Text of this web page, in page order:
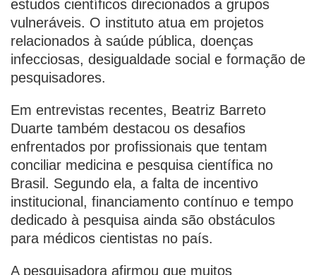
estudos científicos direcionados a grupos
vulneráveis. O instituto atua em projetos
relacionados à saúde pública, doenças
infecciosas, desigualdade social e formação de
pesquisadores.
Em entrevistas recentes, Beatriz Barreto
Duarte também destacou os desafios
enfrentados por profissionais que tentam
conciliar medicina e pesquisa científica no
Brasil. Segundo ela, a falta de incentivo
institucional, financiamento contínuo e tempo
dedicado à pesquisa ainda são obstáculos
para médicos cientistas no país.
A pesquisadora afirmou que muitos